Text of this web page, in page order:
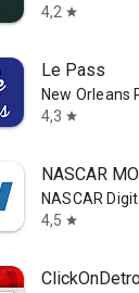
4,2 star
Le Pass
New Orleans
4,3 star
NASCAR
NASCAR
4,5 star